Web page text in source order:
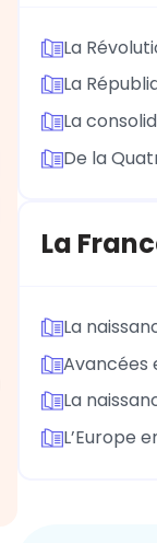
La
La
La
De la
La
La
Avancées
La
L’Europe